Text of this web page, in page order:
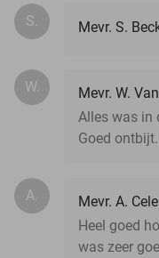
S. Mevr. S.
W.
Mevr. W.
Alles was in
Goed
A.
Mevr. A.
Heel goed
was zeer